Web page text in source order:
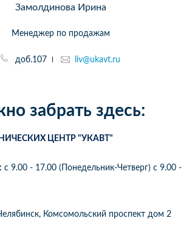
Замолдинова Ирина
Менеджер по продажам
доб.107 liv@ukavt.ru
забрать здесь:
ЦЕНТР "УКАВТ"
с 9.00 - 17.00 (Понедельник-Четверг) c 9.00 -
Комсомольский проспект дом 2